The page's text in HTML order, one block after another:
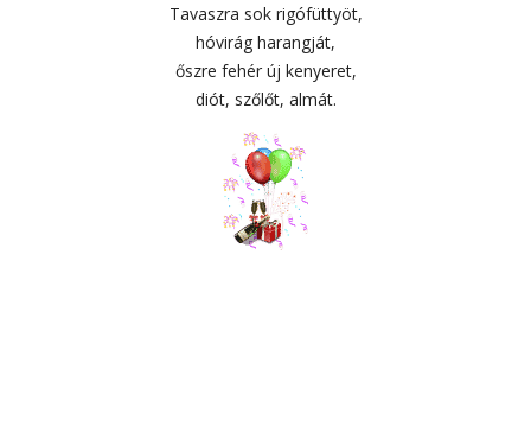
Tavaszra sok rigófüttyöt,
hóvirág harangját,
őszre fehér új kenyeret,
diót, szőlőt, almát.